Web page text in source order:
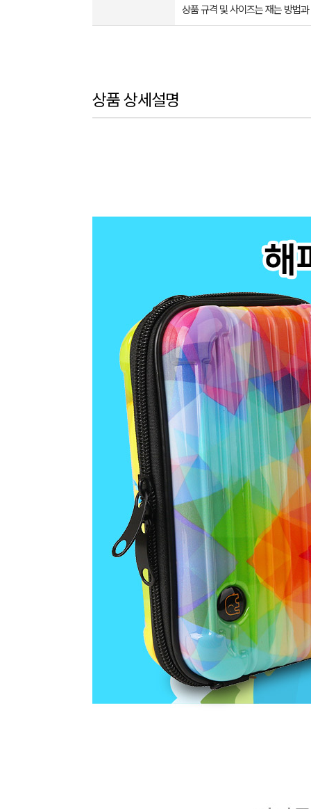
상품 규격 및 사이즈는 재는 방법
상품 상세설명